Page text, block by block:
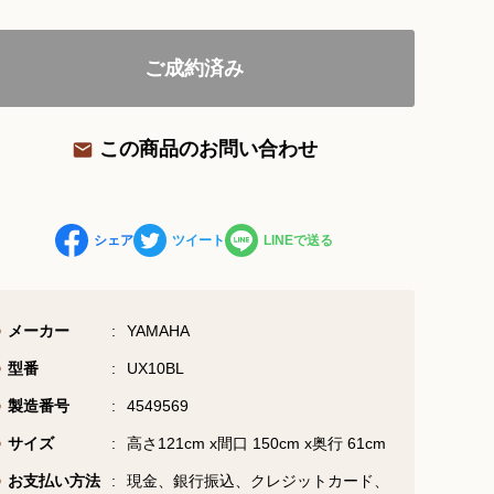
お問い合わせ総合窓口
06-6252-0432
受付時間 10:00～19:00 (水曜定休)
大阪・本町のピアノ専門店
〒541-0057
ご成約済み
この商品のお問い合わせ
シェア ツイート LINEで送る
メーカー YAMAHA
型番 UX10BL
製造番号 4549569
サイズ 高さ121cm x間口 150cm x奥行 61cm
お支払い方法 現金、銀行振込、クレジットカード、